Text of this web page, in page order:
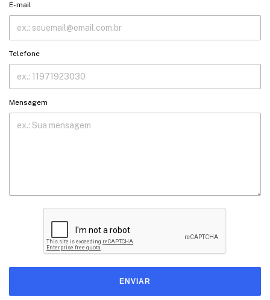
E-mail
Telefone
Mensagem
ENVIAR